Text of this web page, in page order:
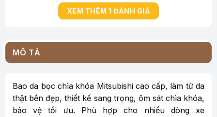
MÔ TẢ
Bao da bọc chìa khóa Mitsubishi cao cấp, làm từ da
thật bền đẹp, thiết kế sang trọng, ôm sát chìa khóa,
bảo vệ tối ưu. Phù hợp cho nhiều dòng xe
XEM THÊM 1 ĐÁNH GIÁ